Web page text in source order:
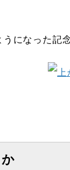
になった記